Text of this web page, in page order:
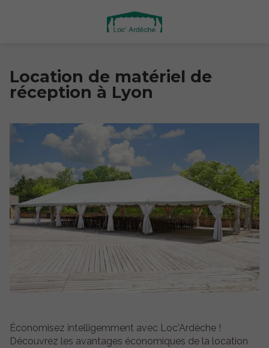
Location de matériel de
réception à Lyon
Économisez intelligemment avec Loc'Ardèche !
Découvrez les avantages économiques de la location